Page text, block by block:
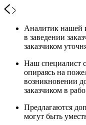
Аналитик нашей
в заведении
заказчиком
Наш специалист
опираясь на
возникновении
заказчиком в
Предлагаются
могут быть